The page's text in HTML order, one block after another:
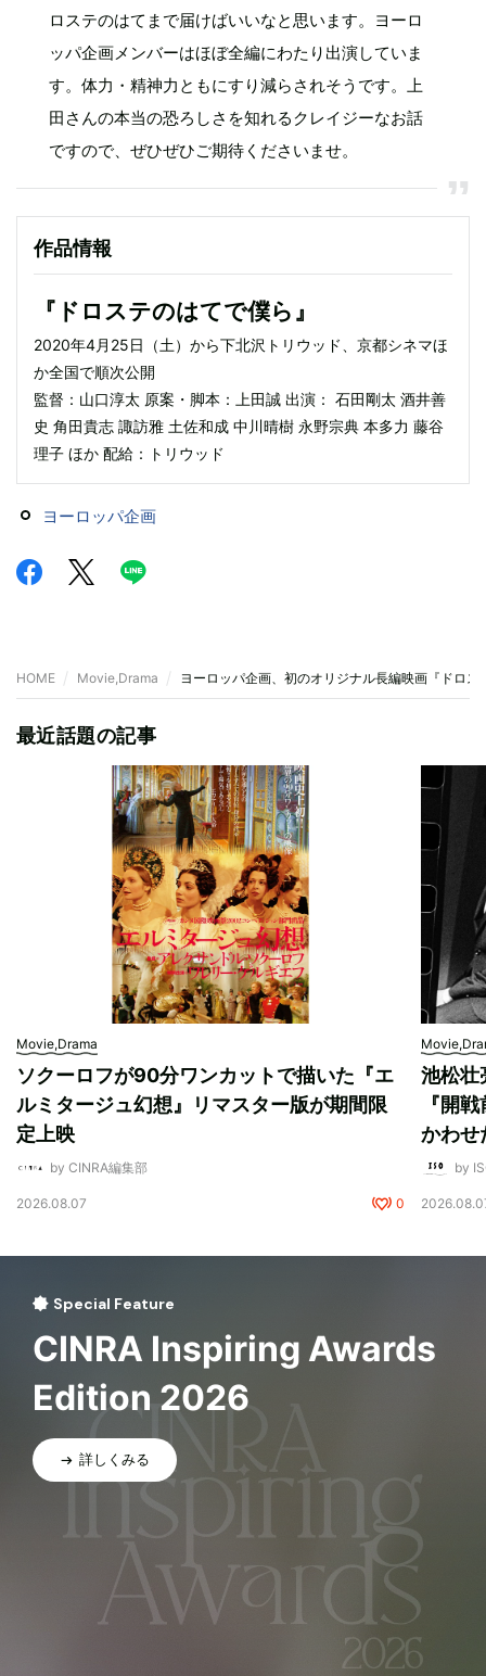
ロステのはてまで届けばいいなと思います。ヨーロ
ッパ企画メンバーはほぼ全編にわたり出演していま
す。体力・精神力ともにすり減らされそうです。上
田さんの本当の恐ろしさを知れるクレイジーなお話
ですので、ぜひぜひご期待くださいませ。
作品情報
『ドロステのはてで僕ら』
2020年4月25日（土）から下北沢トリウッド、京都シネマほ
か全国で順次公開
監督：山口淳太 原案・脚本：上田誠 出演： 石田剛太 酒井善
史 角田貴志 諏訪雅 土佐和成 中川晴樹 永野宗典 本多力 藤谷
理子 ほか 配給：トリウッド
ヨーロッパ企画
HOME Movie,Drama ヨーロッパ企画、初のオリジナル長編映画『ドロ
最近話題の記事
Movie,Drama
ソクーロフが90分ワンカットで描いた『エ
ルミタージュ幻想』リマスター版が期間限
定上映
by CINRA編集部
2026.08.07 0
池松壮
『開
かわせ
by
Special Feature
CINRA Inspiring Awards
Edition 2026
詳しくみる